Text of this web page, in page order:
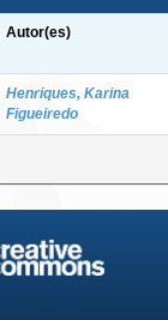
Autor(es)
Henriques, Karina
Figueiredo